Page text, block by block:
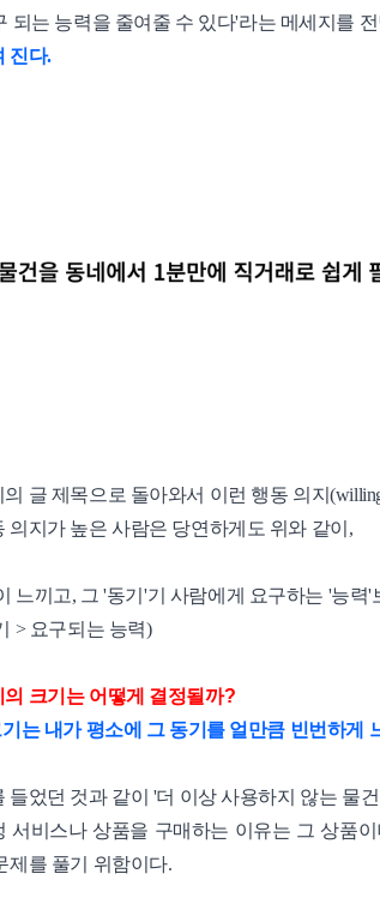
되는 능력을 줄여줄 수 있다'라는 메세지를
진다.
글 제목으로 돌아와서 이런 행동 의지
의지가 높은 사람은 당연하게도 위와 같이,
느끼고, 그 '동기'기 사람에게 요구하는 '능력'
> 요구되는 능력)
의 크기는 어떻게 결정될까?
는 내가 평소에 그 동기를 얼만큼 빈번하게
들었던 것과 같이 '더 이상 사용하지 않는 물
서비스나 상품을 구매하는 이유는 그 상품
제를 풀기 위함이다.